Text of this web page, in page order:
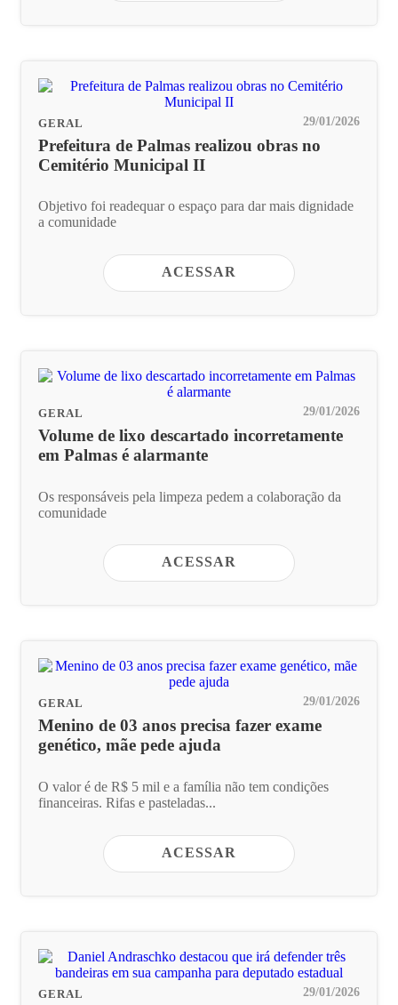
GERAL 29/01/2026
Prefeitura de Palmas realizou obras no
Cemitério Municipal II
Objetivo foi readequar o espaço para dar mais dignidade
a comunidade
ACESSAR
GERAL 29/01/2026
Volume de lixo descartado incorretamente
em Palmas é alarmante
Os responsáveis pela limpeza pedem a colaboração da
comunidade
ACESSAR
GERAL 29/01/2026
Menino de 03 anos precisa fazer exame
genético, mãe pede ajuda
O valor é de R$ 5 mil e a família não tem condições
financeiras. Rifas e pasteladas...
ACESSAR
GERAL 29/01/2026